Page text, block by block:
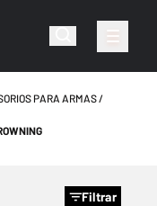
PARA ARMAS
Filtrar